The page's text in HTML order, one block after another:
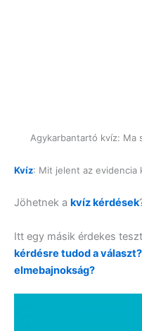
Agykarbantartó kvíz: Ma
Kvíz: Mit jelent az evidencia
Jöhetnek a kvíz kérdések
Itt egy másik érdekes
kérdésre tudod a választ?
elmebajnokság?